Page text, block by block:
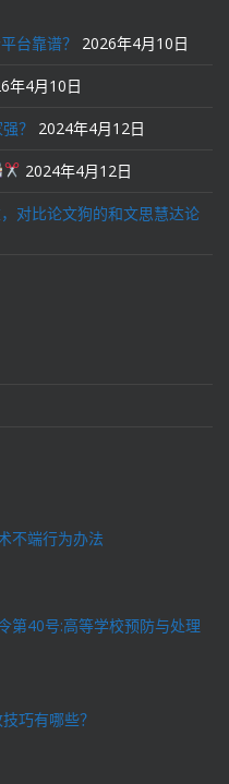
台靠谱？ 2026年4月10日
年4月10日
？ 2024年4月12日
2024年4月12日
对比论文狗的和文思慧达论
不端行为办法
第40号:高等学校预防与处理
巧有哪些？